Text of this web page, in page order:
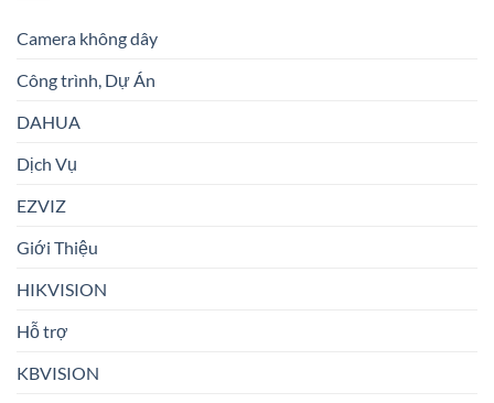
Camera không dây
Công trình, Dự Án
DAHUA
Dịch Vụ
EZVIZ
Giới Thiệu
HIKVISION
Hỗ trợ
KBVISION